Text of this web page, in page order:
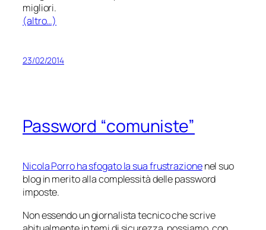
migliori.
(altro…)
23/02/2014
Password “comuniste”
Nicola Porro ha sfogato la sua frustrazionenel suo
blog in merito alla complessità delle password
imposte.
Non essendo un giornalista tecnico che scrive